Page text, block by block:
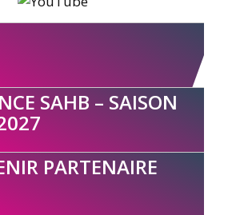
SAHB – SAISON
PARTENAIRE